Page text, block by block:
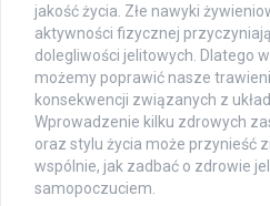
jakość życia. Złe nawyki
aktywności fizycznej
dolegliwości jelitowych. Dlatego
możemy poprawić nasze
konsekwencji związanych z
Wprowadzenie kilku zdrowych
oraz stylu życia może przynieść
wspólnie, jak zadbać o zdrowie
samopoczuciem.